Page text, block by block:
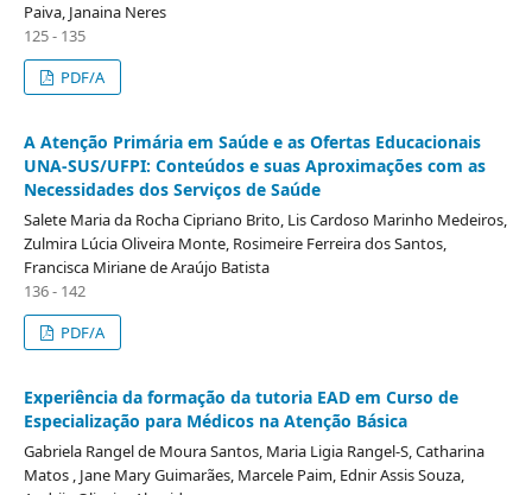
Paiva, Janaina Neres
125 - 135
PDF/A
A Atenção Primária em Saúde e as Ofertas Educacionais
UNA-SUS/UFPI: Conteúdos e suas Aproximações com as
Necessidades dos Serviços de Saúde
Salete Maria da Rocha Cipriano Brito, Lis Cardoso Marinho Medeiros,
Zulmira Lúcia Oliveira Monte, Rosimeire Ferreira dos Santos,
Francisca Miriane de Araújo Batista
136 - 142
PDF/A
Experiência da formação da tutoria EAD em Curso de
Especialização para Médicos na Atenção Básica
Gabriela Rangel de Moura Santos, Maria Ligia Rangel-S, Catharina
Matos , Jane Mary Guimarães, Marcele Paim, Ednir Assis Souza,